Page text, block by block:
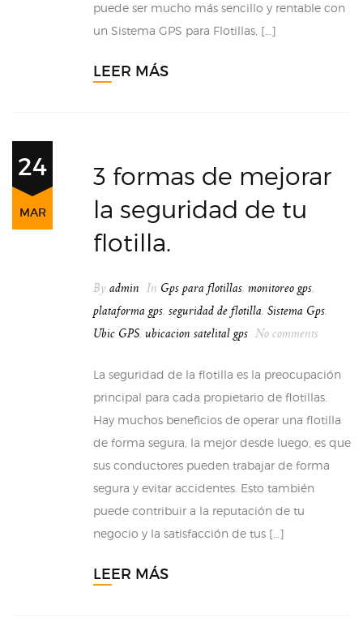
puede ser mucho más sencillo y rentable con
un Sistema GPS para Flotillas, […]
LEER MÁS
24
MAR
3 formas de mejorar
la seguridad de tu
flotilla.
By admin In Gps para flotillas, monitoreo gps,
plataforma gps, seguridad de flotilla, Sistema Gps,
Ubic GPS, ubicacion satelital gps No comments
La seguridad de la flotilla es la preocupación
principal para cada propietario de flotillas.
Hay muchos beneficios de operar una flotilla
de forma segura, la mejor desde luego, es que
sus conductores pueden trabajar de forma
segura y evitar accidentes. Esto también
puede contribuir a la reputación de tu
negocio y la satisfacción de tus […]
LEER MÁS